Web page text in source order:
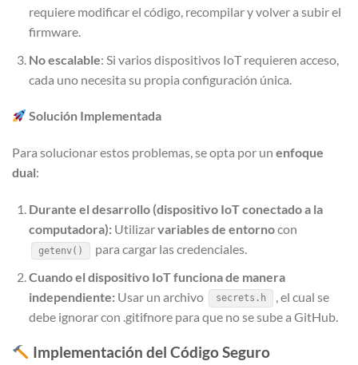
requiere modificar el código, recompilar y volver a subir el
firmware.
No escalable: Si varios dispositivos IoT requieren acceso,
cada uno necesita su propia configuración única.
Solución Implementada
Para solucionar estos problemas, se opta por un enfoque
dual:
Durante el desarrollo (dispositivo IoT conectado a la
computadora):Utilizarvariables de entornocon
getenv()
para cargar las credenciales.
Cuando el dispositivo IoT funciona de manera
independiente:Usar un archivo secrets.h
, el cual se
debe ignorar con .gitifnore para que no se sube a GitHub.
Implementación del Código Seguro